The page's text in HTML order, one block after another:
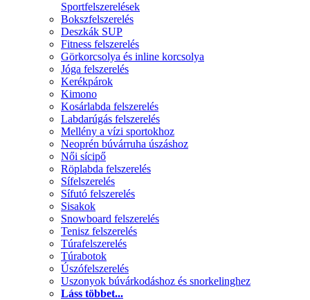
Sportfelszerelések
Bokszfelszerelés
Deszkák SUP
Fitness felszerelés
Görkorcsolya és inline korcsolya
Jóga felszerelés
Kerékpárok
Kimono
Kosárlabda felszerelés
Labdarúgás felszerelés
Mellény a vízi sportokhoz
Neoprén búvárruha úszáshoz
Női sícipő
Röplabda felszerelés
Sífelszerelés
Sífutó felszerelés
Sisakok
Snowboard felszerelés
Tenisz felszerelés
Túrafelszerelés
Túrabotok
Úszófelszerelés
Uszonyok búvárkodáshoz és snorkelinghez
Láss többet...